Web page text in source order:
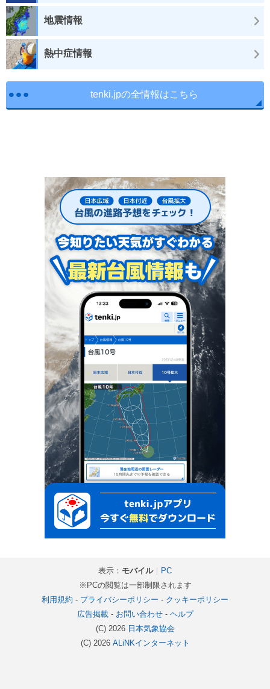
地震情報
熱中症情報
tenki.jpの全情報はこちら
表示： モバイル｜
PC
※PCの閲覧は一部制限されます
利用規約 - プライバシーポリシー - クッキーポリシー
広告掲載- お問い合わせ- ヘルプ
(C) 2026 日本気象協会
(C) 2026 ALiNKインターネット